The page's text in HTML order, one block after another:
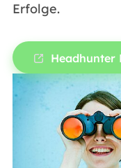
Erfolge.
Headhunter